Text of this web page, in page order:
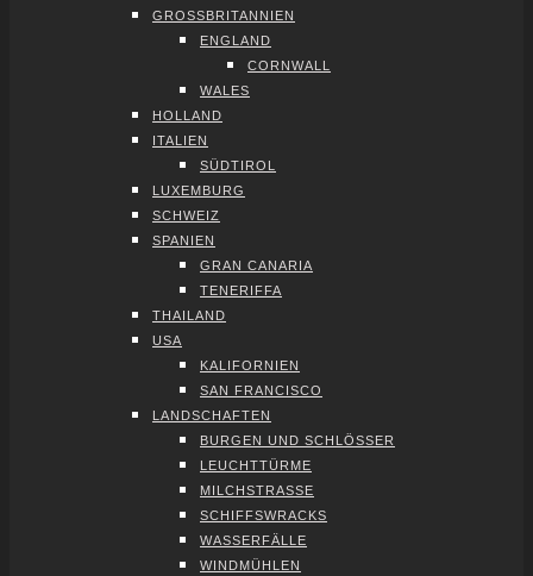
GROSS­BRI­TAN­NI­EN
ENG­LAND
CORN­WALL
WALES
HOL­LAND
ITA­LI­EN
SÜD­TI­ROL
LUXEM­BURG
SCHWEIZ
SPA­NI­EN
GRAN CANA­RIA
TENE­RIF­FA
THAI­LAND
USA
KALI­FOR­NI­EN
SAN FRAN­CIS­CO
LAND­SCHAF­TEN
BUR­GEN UND SCHLÖS­SER
LEUCHT­TÜR­ME
MILCH­STRAS­SE
SCHIFFS­WRACKS
WAS­SER­FÄL­LE
WIND­MÜH­LEN